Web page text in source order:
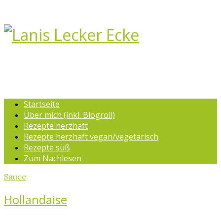
Startseite
Über mich (inkl. Blogroll)
Rezepte herzhaft
Rezepte herzhaft vegan/vegetarisch
Rezepte süß
Zum Nachlesen
Sauce
Hollandaise